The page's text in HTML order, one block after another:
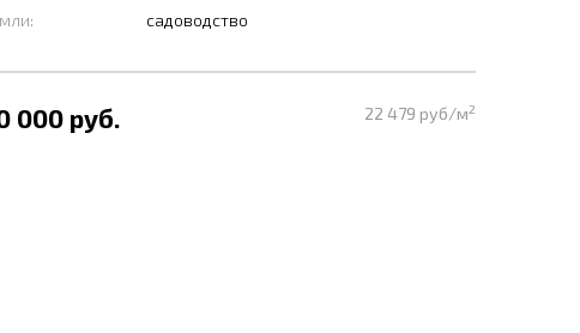
садоводство
000 руб. 22 479 руб/м2